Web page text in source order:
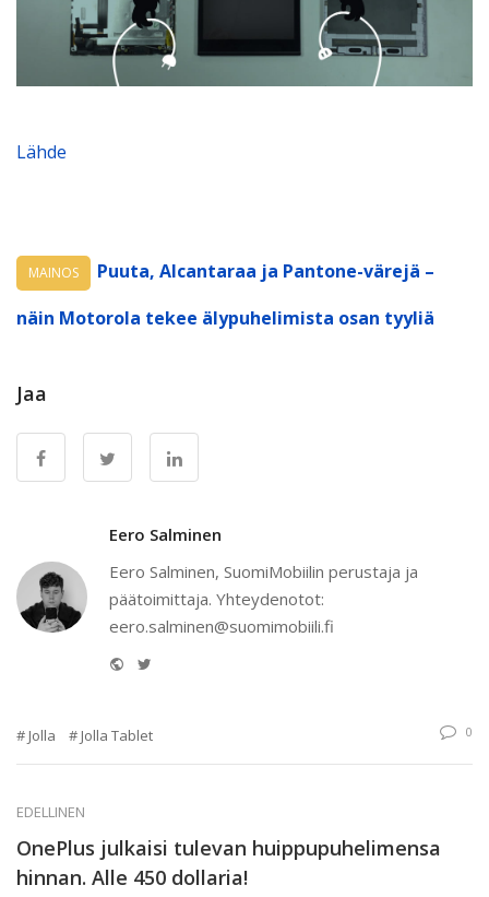
Lähde
MAINOS
Puuta, Alcantaraa ja Pantone-värejä –
näin Motorola tekee älypuhelimista osan tyyliä
Jaa
Eero Salminen
Eero Salminen, SuomiMobiilin perustaja ja
päätoimittaja. Yhteydenotot:
eero.salminen@suomimobiili.fi
Website
Jolla Jolla Tablet 0
EDELLINEN
OnePlus julkaisi tulevan huippupuhelimensa
hinnan. Alle 450 dollaria!